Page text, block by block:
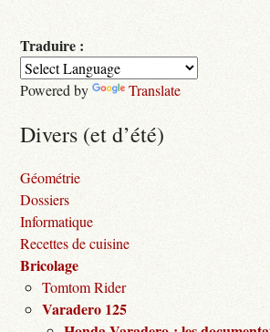
Traduire :
Powered by Translate
Divers (et d’été)
Géométrie
Dossiers
Informatique
Recettes de cuisine
Bricolage
Tomtom Rider
Varadero 125